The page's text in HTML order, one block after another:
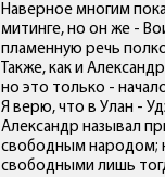
Наверное многим
митинге, но он же -
пламенную речь
Также, как и
но это только -
Я верю, что в Улан -
Александр называл
свободным народом;
свободными лишь